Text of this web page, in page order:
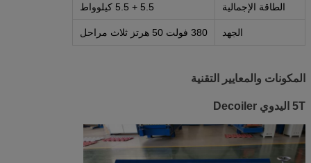
الطاقة الإجمالية 5.5 + 5.5 كيلوواط
الجهد 380 فولت 50 هرتز ثلاث مراحل
المكونات والمعايير التقنية
5T اليدوي Decoiler